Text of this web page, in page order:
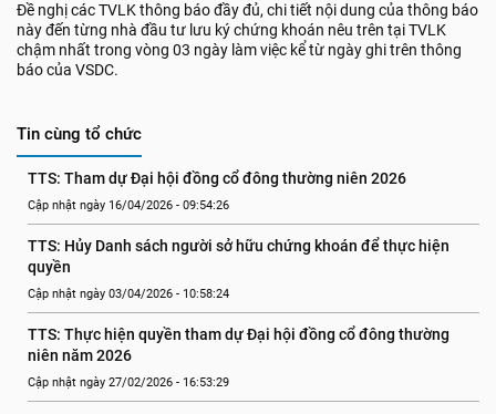
Đề nghị các TVLK thông báo đầy đủ, chi tiết nội dung của thông báo
này đến từng nhà đầu tư lưu ký chứng khoán nêu trên tại TVLK
chậm nhất trong vòng 03 ngày làm việc kể từ ngày ghi trên thông
báo của VSDC.
Tin cùng tổ chức
TTS: Tham dự Đại hội đồng cổ đông thường niên 2026
Cập nhật ngày 16/04/2026 - 09:54:26
TTS: Hủy Danh sách người sở hữu chứng khoán để thực hiện
quyền
Cập nhật ngày 03/04/2026 - 10:58:24
TTS: Thực hiện quyền tham dự Đại hội đồng cổ đông thường
niên năm 2026
Cập nhật ngày 27/02/2026 - 16:53:29